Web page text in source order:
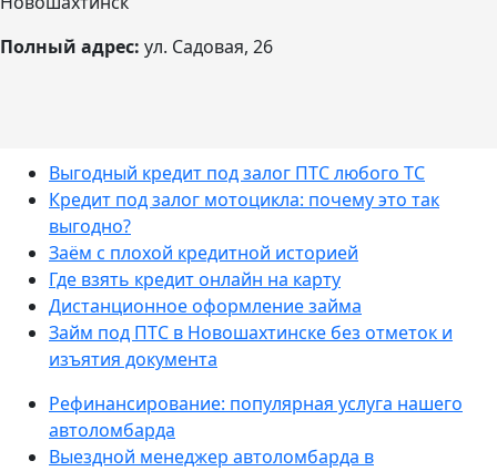
Полный адрес: ул. Садовая, 26
Выгодный кредит под залог ПТС любого ТС
Кредит под залог мотоцикла: почему это так
выгодно?
Заём с плохой кредитной историей
Где взять кредит онлайн на карту
Дистанционное оформление займа
Займ под ПТС в Новошахтинске без отметок и
изъятия документа
Рефинансирование: популярная услуга нашего
автоломбарда
Выездной менеджер автоломбарда в